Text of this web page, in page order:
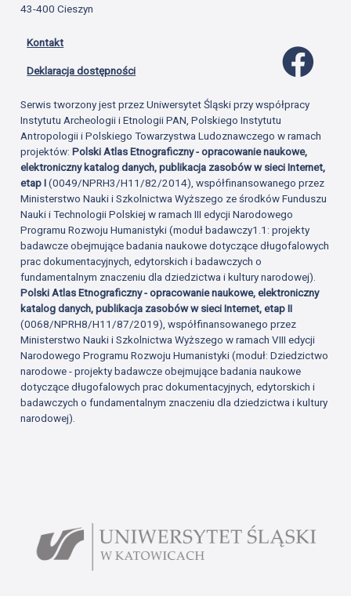
43-400 Cieszyn
Kontakt
Deklaracja dostępności
Serwis tworzony jest przez Uniwersytet Śląski przy współpracy
Instytutu Archeologii i Etnologii PAN, Polskiego Instytutu
Antropologii i Polskiego Towarzystwa Ludoznawczego w ramach
projektów:Polski Atlas Etnograficzny - opracowanie naukowe,
elektroniczny katalog danych, publikacja zasobów w sieci Internet,
etap I(0049/NPRH3/H11/82/2014), współfinansowanego przez
Ministerstwo Nauki i Szkolnictwa Wyższego ze środków Funduszu
Nauki i Technologii Polskiej w ramach III edycji Narodowego
Programu Rozwoju Humanistyki (moduł badawczy1.1: projekty
badawcze obejmujące badania naukowe dotyczące długofalowych
prac dokumentacyjnych, edytorskich i badawczych o
fundamentalnym znaczeniu dla dziedzictwa i kultury narodowej).
Polski Atlas Etnograficzny - opracowanie naukowe, elektroniczny
katalog danych, publikacja zasobów w sieci Internet, etap II
(0068/NPRH8/H11/87/2019), współfinansowanego przez
Ministerstwo Nauki i Szkolnictwa Wyższego w ramach VIII edycji
Narodowego Programu Rozwoju Humanistyki (moduł: Dziedzictwo
narodowe - projekty badawcze obejmujące badania naukowe
dotyczące długofalowych prac dokumentacyjnych, edytorskich i
badawczych o fundamentalnym znaczeniu dla dziedzictwa i kultury
narodowej).